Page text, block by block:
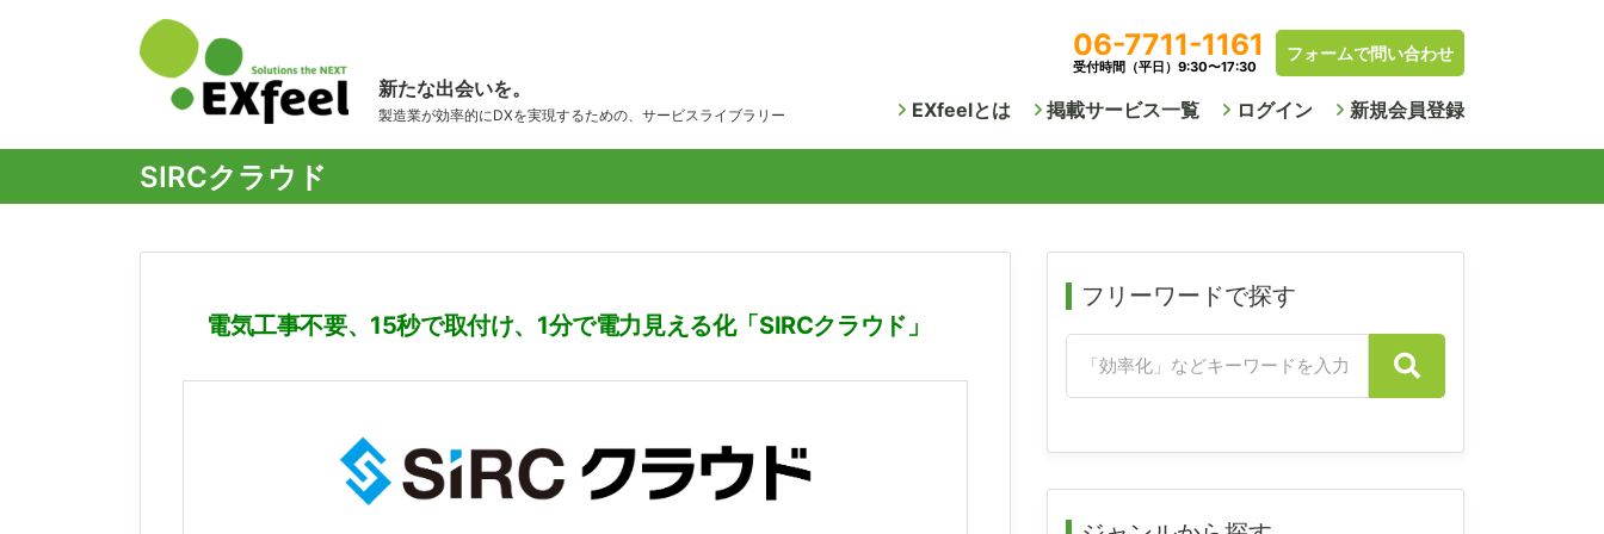
06-7711-1161
受付時間（平日）9:30〜17:30
フォームで問い合わせ
EXfeelとは 掲載サービス一覧 ログイン 新規会員登録
新たな出会いを。
製造業が効率的にDXを実現するための、サービスライブラリー
SIRCクラウド
電気工事不要、15秒で取付け、1分で電力見える化「SIRCクラウド」
フリーワードで探す